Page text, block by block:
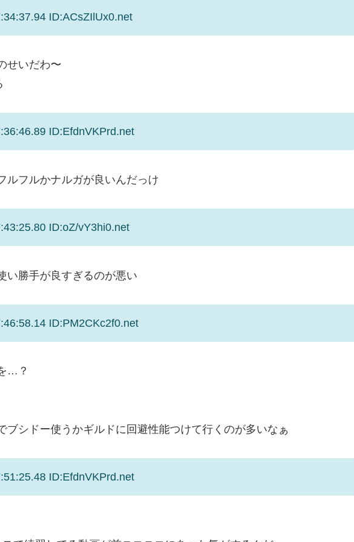
ID:ACsZIlUx0.net
せいだわ〜
ID:EfdnVKPrd.net
ルフルかナルガが良いんだっけ
ID:oZ/vY3hi0.net
い勝手が良すぎるのが悪い
ID:PM2CKc2f0.net
…？
ブシドー使うかギルドに回避性能つけて行くのが多いなぁ
ID:EfdnVKPrd.net